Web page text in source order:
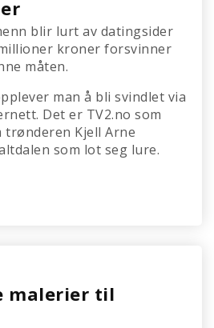
blir lurt av datingsider
kroner forsvinner
måten.
man å bli svindlet via
Det er TV2.no som
trønderen Kjell Arne
som lot seg lure.
malerier til